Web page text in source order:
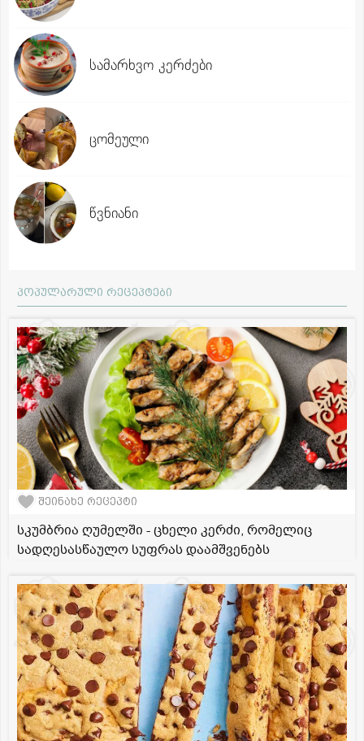
სამარხვო კერძები
ცომეული
წვნიანი
პოპულარული რეცეპტები
შეინახე რეცეპტი
სკუმბრია ღუმელში - ცხელი კერძი, რომელიც
სადღესასწაულო სუფრას დაამშვენებს